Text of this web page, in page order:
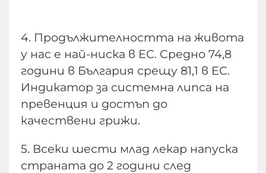
4. Продължителността на живота
у нас е най-ниска в ЕС. Средно 74,8
години в България срещу 81,1 в ЕС.
Индикатор за системна липса на
превенция и достъп до
качествени грижи.
5. Всеки шести млад лекар напуска
страната до 2 години след